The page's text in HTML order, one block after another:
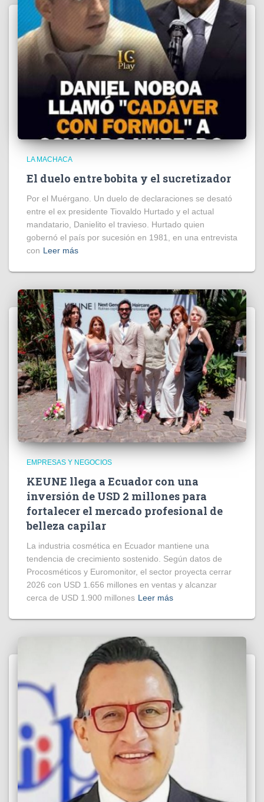
LA MACHACA
El duelo entre bobita y el sucretizador
Por el Muérgano. Un duelo de declaraciones se desató
entre el ex presidente Tiovaldo Hurtado y el actual
mandatario, Danielito el travieso. Hurtado quien
gobernó el país por sucesión en 1981, en una entrevista
con Leer más
EMPRESAS Y NEGOCIOS
KEUNE llega a Ecuador con una
inversión de USD 2 millones para
fortalecer el mercado profesional de
belleza capilar
La industria cosmética en Ecuador mantiene una
tendencia de crecimiento sostenido. Según datos de
Procosméticos y Euromonitor, el sector proyecta cerrar
2026 con USD 1.656 millones en ventas y alcanzar
cerca de USD 1.900 millones Leer más